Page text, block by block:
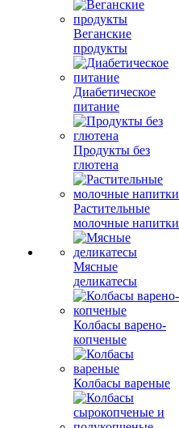
Веганские
продукты
Диабетическое
питание
Продукты без
глютена
Растительные
молочные напитки
Мясные
деликатесы
Колбасы варено-
копченые
Колбасы вареные